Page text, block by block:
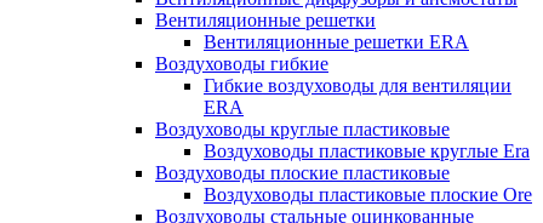
Вентиляционные решетки
Вентиляционные решетки ERA
Воздуховоды гибкие
Гибкие воздуховоды для вентиляции
ERA
Воздуховоды круглые пластиковые
Воздуховоды пластиковые круглые Era
Воздуховоды плоские пластиковые
Воздуховоды пластиковые плоские Ore
Воздуховоды стальные оцинкованные